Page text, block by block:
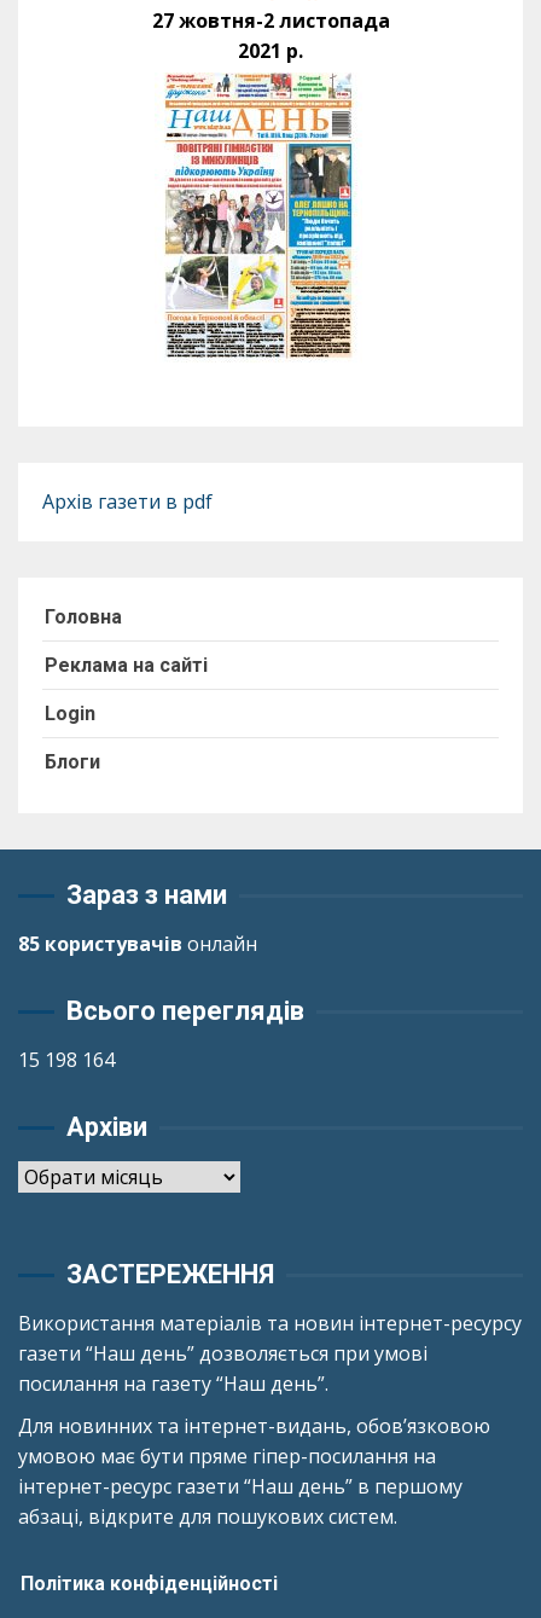
27 жовтня-2 листопада
2021 р.
Архів газети в pdf
Головна
Реклама на сайті
Login
Блоги
Зараз з нами
85 користувачів онлайн
Всього переглядів
15 198 164
Архіви
Архіви
ЗАСТЕРЕЖЕННЯ
Використання матеріалів та новин інтернет-ресурсу
газети “Наш день” дозволяється при умові
посилання на газету “Наш день”.
Для новинних та інтернет-видань, обов’язковою
умовою має бути пряме гіпер-посилання на
інтернет-ресурс газети “Наш день” в першому
абзаці, відкрите для пошукових систем.
Політика конфіденційності